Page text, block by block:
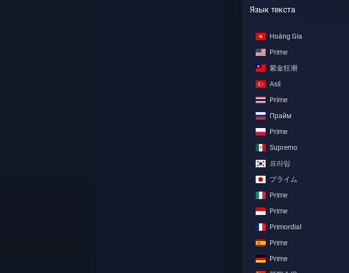
Язык текста
Hoàng Gia
Prime
紫金狂潮
Asil
Prime
Прайм
Prime
Supremo
프라임
プライム
Prime
Prime
Primordial
Prime
Prime